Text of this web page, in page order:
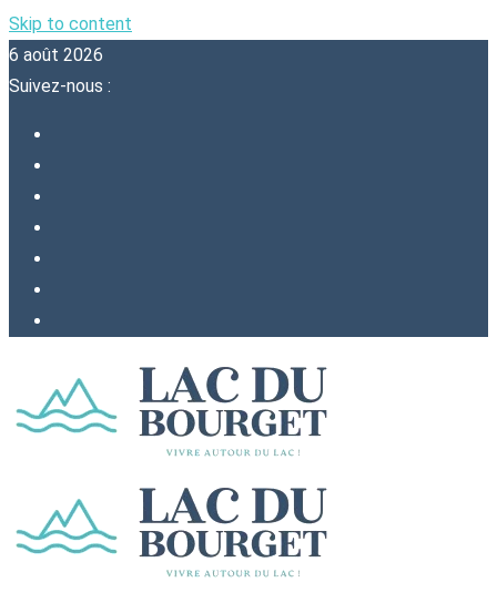
Skip to content
6 août 2026
Suivez-nous :